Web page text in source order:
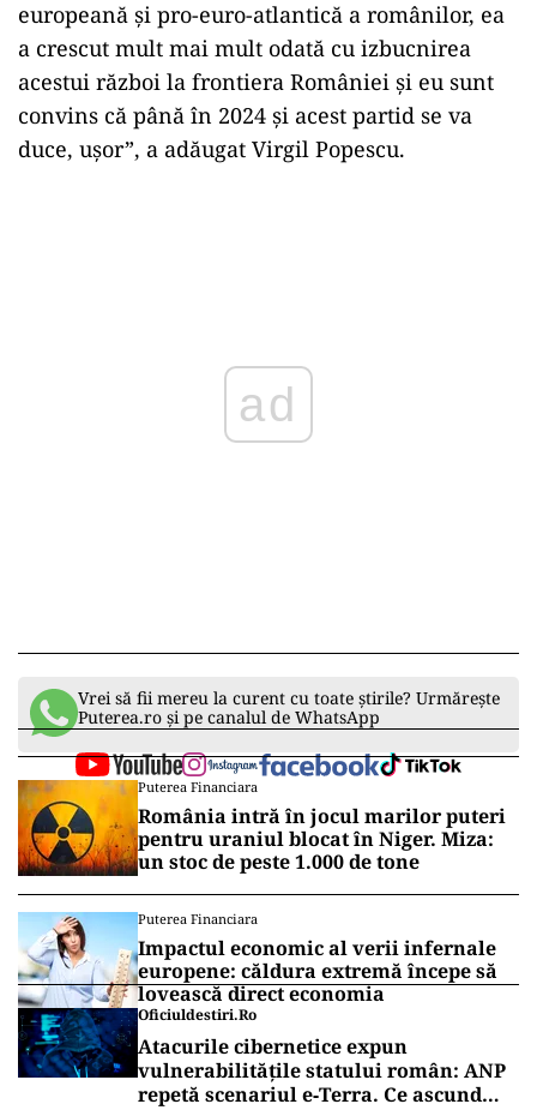
europeană şi pro-euro-atlantică a românilor, ea
a crescut mult mai mult odată cu izbucnirea
acestui război la frontiera României şi eu sunt
convins că până în 2024 şi acest partid se va
duce, uşor”, a adăugat Virgil Popescu.
ad
Vrei să fii mereu la curent cu toate știrile? Urmărește
Puterea.ro și pe canalul de WhatsApp
Puterea Financiara
România intră în jocul marilor puteri
pentru uraniul blocat în Niger. Miza:
un stoc de peste 1.000 de tone
Puterea Financiara
Impactul economic al verii infernale
europene: căldura extremă începe să
lovească direct economia
Oficiuldestiri.ro
Atacurile cibernetice expun
vulnerabilitățile statului român: ANP
repetă scenariul e‑Terra. Ce ascund